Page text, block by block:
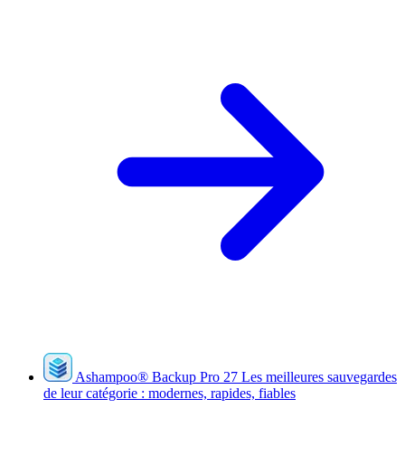
Ashampoo® Backup Pro 27 Les meilleures sauvegardes
de leur catégorie : modernes, rapides, fiables